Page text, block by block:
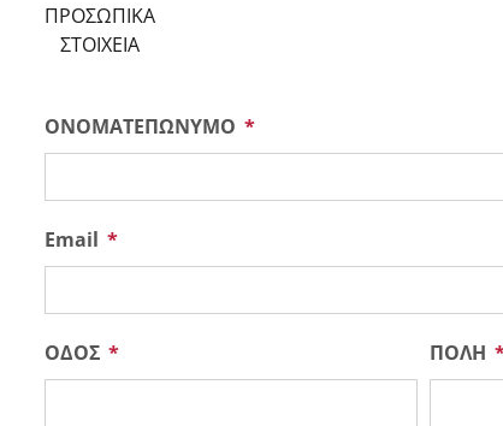
ΠΡΟΣΩΠΙΚΑ
ΣΤΟΙΧΕΙΑ
ΟΝΟΜΑΤΕΠΩΝΥΜΟ
Email
ΟΔΟΣ ΠΟΛΗ